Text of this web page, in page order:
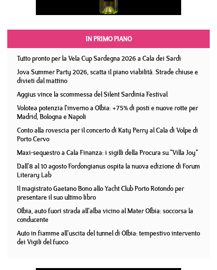
IN PRIMO PIANO
Tutto pronto per la Vela Cup Sardegna 2026 a Cala dei Sardi
Jova Summer Party 2026, scatta il piano viabilità. Strade chiuse e
divieti dal mattino
Aggius vince la scommessa del Silent Sardinia Festival
Volotea potenzia l'inverno a Olbia: +75% di posti e nuove rotte per
Madrid, Bologna e Napoli
Conto alla rovescia per il concerto di Katy Perry al Cala di Volpe di
Porto Cervo
Maxi-sequestro a Cala Finanza: i sigilli della Procura su "Villa Joy"
Dall'8 al 10 agosto Fordongianus ospita la nuova edizione di Forum
Literary Lab
Il magistrato Gaetano Bono allo Yacht Club Porto Rotondo per
presentare il suo ultimo libro
Olbia, auto fuori strada all'alba vicino al Mater Olbia: soccorsa la
conducente
Auto in fiamme all'uscita del tunnel di Olbia: tempestivo intervento
dei Vigili del fuoco